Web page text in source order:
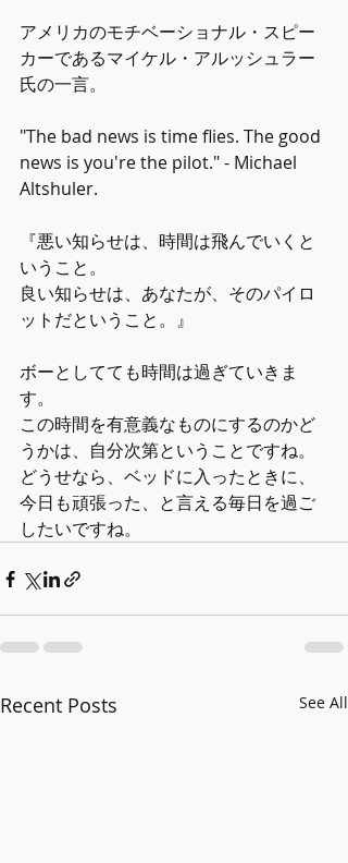
アメリカのモチベーショナル・スピー
カーであるマイケル・アルッシュラー
氏の一言。
"The bad news is time flies. The good
news is you're the pilot." - Michael
Altshuler.
『悪い知らせは、時間は飛んでいくと
いうこと。
良い知らせは、あなたが、そのパイロ
ットだということ。』
ボーとしてても時間は過ぎていきま
す。
この時間を有意義なものにするのかど
うかは、自分次第ということですね。
どうせなら、ベッドに入ったときに、
今日も頑張った、と言える毎日を過ご
したいですね。
Recent Posts See All